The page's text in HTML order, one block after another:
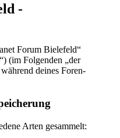
-
Forum Bielefeld“
(im Folgenden „der
deines Foren-
Arten gesammelt: